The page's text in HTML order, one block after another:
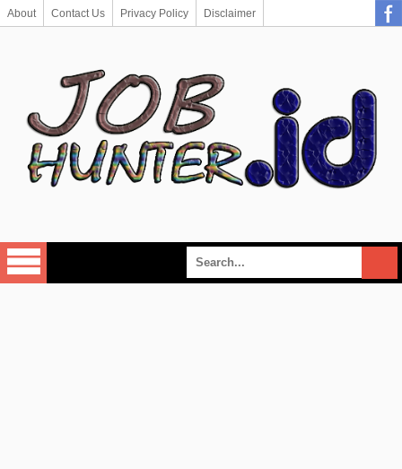
About Contact Us Privacy Policy Disclaimer